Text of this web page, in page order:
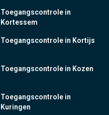
Toegangscontrole in
Kortessem
Toegangscontrole in Kortijs
Toegangscontrole in Kozen
Toegangscontrole in
Kuringen